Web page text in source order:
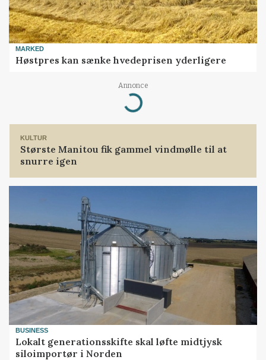
MARKED
Høstpres kan sænke hvedeprisen yderligere
Annonce
Loading...
KULTUR
Største Manitou fik gammel vindmølle til at
snurre igen
BUSINESS
Lokalt generationsskifte skal løfte midtjysk
siloimportør i Norden